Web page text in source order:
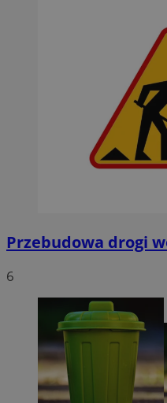
Przebudowa drogi
6